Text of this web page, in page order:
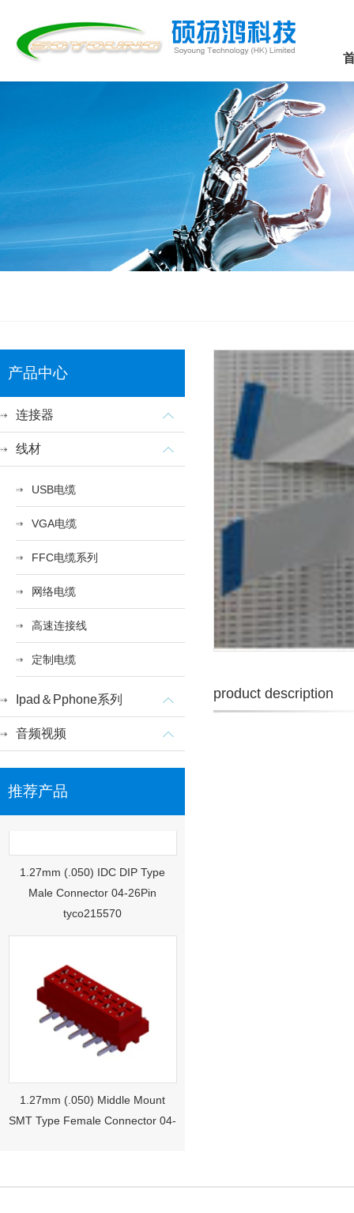
产品中心
连接器
线材
USB电缆
VGA电缆
FFC电缆系列
网络电缆
高速连接线
定制电缆
Ipad＆Pphone系列
音频视频
推荐产品
Male Connector 04-26Pin
tyco215570
SMT Type Female Connector 04-
26Pin Tyco 188275
product description